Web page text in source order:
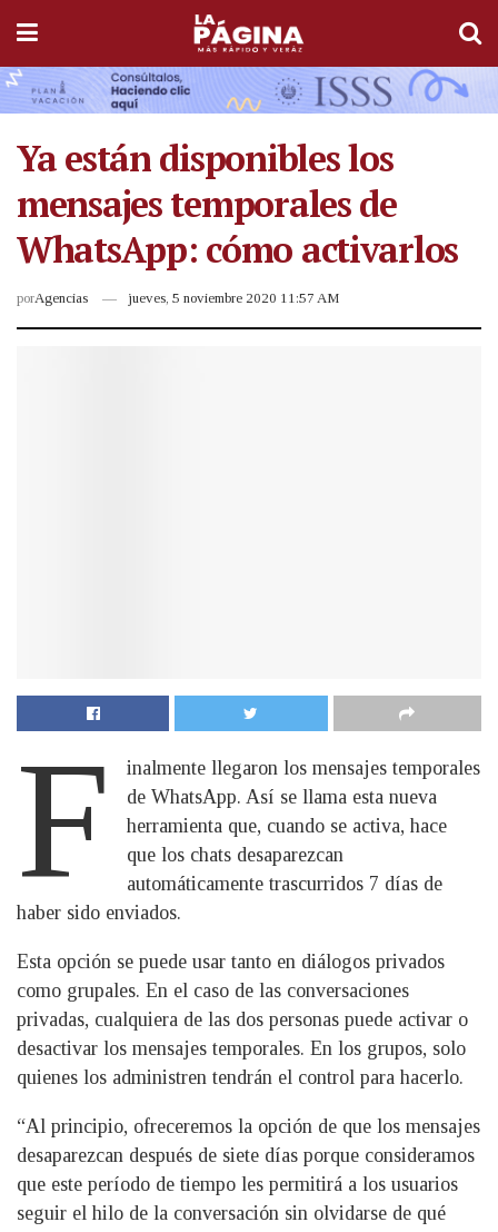
Ya están disponibles los
mensajes temporales de
WhatsApp: cómo activarlos
porAgencias jueves, 5 noviembre 2020 11:57 AM
F
inalmente llegaron los mensajes temporales
de WhatsApp. Así se llama esta nueva
herramienta que, cuando se activa, hace
que los chats desaparezcan
automáticamente trascurridos 7 días de
haber sido enviados.
Esta opción se puede usar tanto en diálogos privados
como grupales. En el caso de las conversaciones
privadas, cualquiera de las dos personas puede activar o
desactivar los mensajes temporales. En los grupos, solo
quienes los administren tendrán el control para hacerlo.
“Al principio, ofreceremos la opción de que los mensajes
desaparezcan después de siete días porque consideramos
que este período de tiempo les permitirá a los usuarios
seguir el hilo de la conversación sin olvidarse de qué